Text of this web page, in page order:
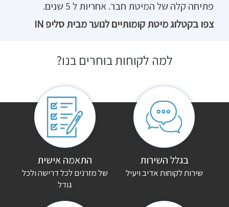
פתיחה קלה של המיטת חבר. אחריות ל 5 שנים.
צפו בקטלוג מיטת קומותיים לנוער מבית סליפ IN
למה לקוחות בוחרים בנו?
בגלל השירות
שירות לקוחות אדיב ויעיל
התאמה אישית
של מזרנים לכל דרישה ולכל
גודל